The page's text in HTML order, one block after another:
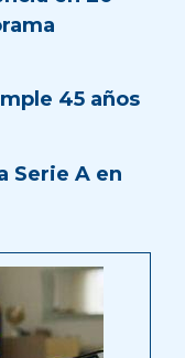
45 años
Serie A en